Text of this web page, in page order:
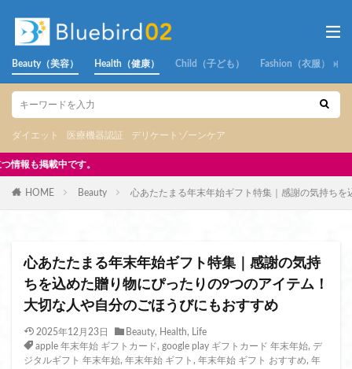
Beauty（美容） Health（健康） Child（子ども） Fashion（衣服）
ダイエット 医療機器認証 デリケートゾーンケア
HOME Beauty 心あたたまる年末年始ギフト特集｜感謝の気持ち
心あたたまる年末年始ギフト特集｜感謝の気持
ちを込めた贈り物にぴったりの9つのアイテム！
大切な人や自分のごほうびにもおすすめ
2025年12月23日 Beauty, Health,
Life
apple 年末年始 ギフトカード, google play ギフトカード 年末年始, デ
ジタルギフト 年末年始, 年末年始 ギフト , 年末年始 ギフト おすすめ, 年